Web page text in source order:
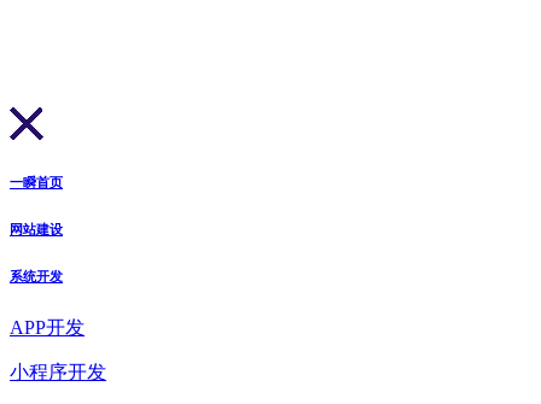
一瞬首页
网站建设
系统开发
APP开发
小程序开发